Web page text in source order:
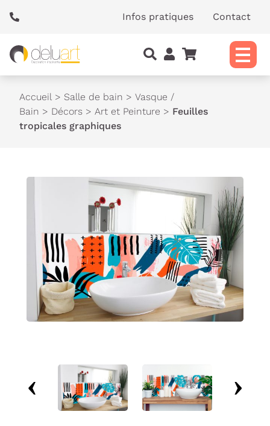
Infos pratiques Contact
Accueil > Salle de bain > Vasque /
Bain > Décors > Art et Peinture > Feuilles
tropicales graphiques